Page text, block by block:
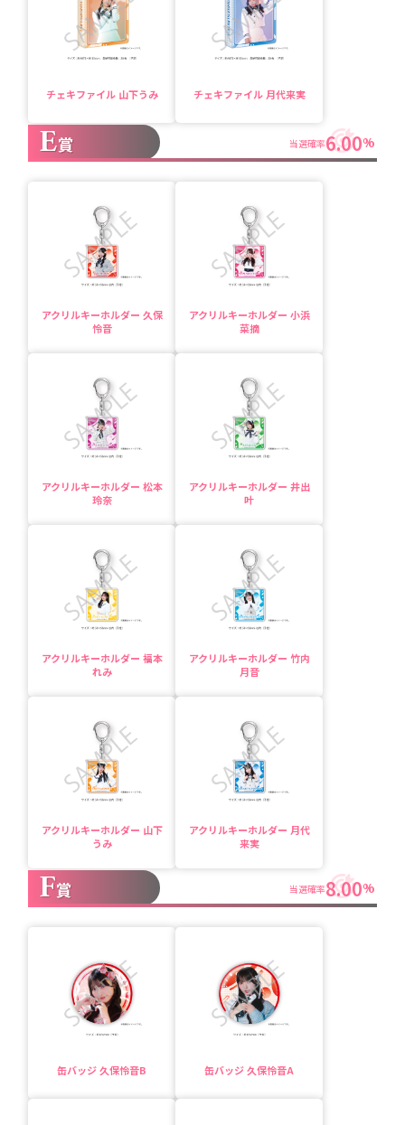
チェキファイル 山下うみ チェキファイル 月代来実
E賞 当選確率6.00%
アクリルキーホルダー 久保
怜音
アクリルキーホルダー 小浜
菜摘
アクリルキーホルダー 松本
玲奈
アクリルキーホルダー 井出
叶
アクリルキーホルダー 福本
れみ
アクリルキーホルダー 竹内
月音
アクリルキーホルダー 山下
うみ
アクリルキーホルダー 月代
来実
F賞 当選確率8.00%
缶バッジ 久保怜音B 缶バッジ 久保怜音A